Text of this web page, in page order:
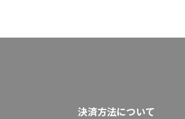
決済方法について